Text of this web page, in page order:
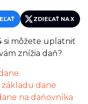
ZDIEĽAŤ NA X
si môžete uplatniť
znížia daň?
dane
na daňovníka